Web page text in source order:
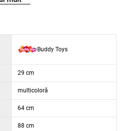
Buddy Toys
29 cm
multicoloră
64 cm
88 cm